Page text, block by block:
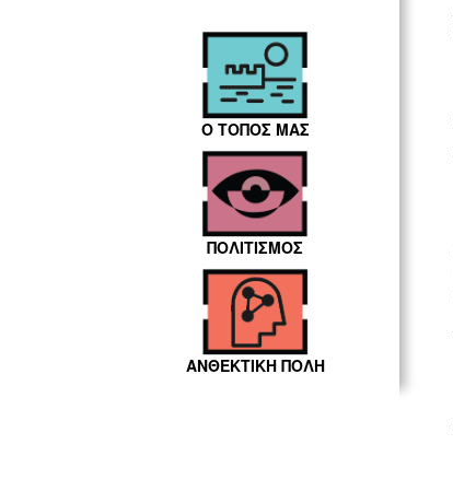
Ο ΤΟΠΟΣ ΜΑΣ
ΠΟΛΙΤΙΣΜΟΣ
ΑΝΘΕΚΤΙΚΗ ΠΟΛΗ